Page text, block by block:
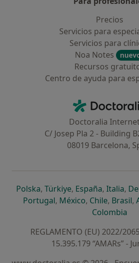
Precios
Servicios para
Servicios para
Noa Notes
Recursos
Centro de ayuda para
Doctoralia
C/ Josep Pla 2 - Building
08019 Barcelona,
Polskase abre en una nueva
, Türkiyese abre en una
, Españase abre
, Italiase
,
Portugalse abre en una nueva
, Méxicose abre en
, Chilese abre
, Brasil,
Colombia
REGLAMENTO (EU) 2022/
15.395.179 “AMARs” -